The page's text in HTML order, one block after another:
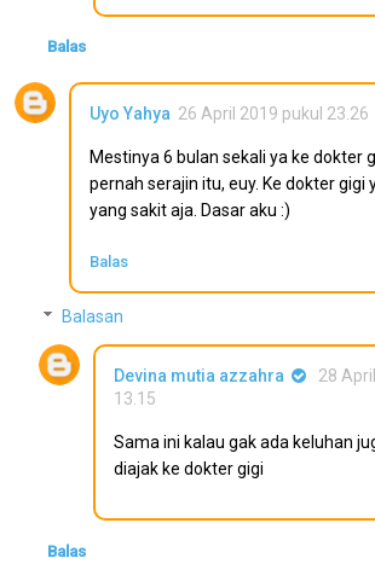
Balas
Uyo Yahya 26 April 2019 pukul 23.26
Mestinya 6 bulan sekali ya ke dokter
pernah serajin itu, euy. Ke dokter gigi
yang sakit aja. Dasar aku :)
Balas
Balasan
Devina mutia azzahra
28
13.15
Sama ini kalau gak ada keluhan
diajak ke dokter gigi
Balas